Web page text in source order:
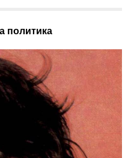
политика